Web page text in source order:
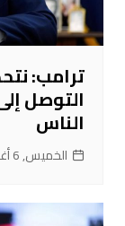
ترامب:
التوصل
الناس
الخميس, 6 أغسطس 2026, 5:54